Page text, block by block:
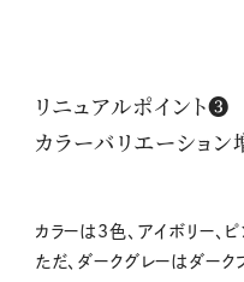
リニュアルポイント❸
カラーバリエーショ
カラーは3色、アイボリー、ピ
ただ、ダークグレーはダー